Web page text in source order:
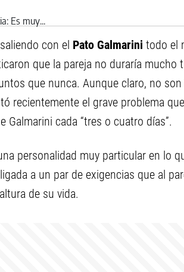
con el Pato Galmarini todo el
que la pareja no duraría mucho
que nunca. Aunque claro, no
recientemente el grave problema
Galmarini cada “tres o cuatro días”.
personalidad muy particular en lo
a un par de exigencias que al
de su vida.